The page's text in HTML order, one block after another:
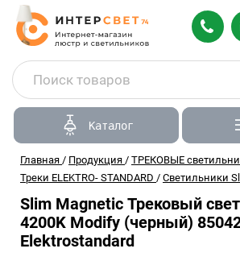
Каталог
Главная / Продукция / ТРЕКОВЫЕ
Треки ELEKTRO- STANDARD / Светильники
Slim Magnetic Трековый
4200K Modify (черный)
Elektrostandard